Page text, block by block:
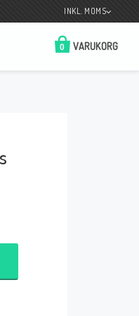
INKL. MOMS
VARUKORG
0
i Nordea